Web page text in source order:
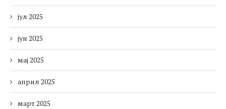
јул 2025
јун 2025
мај 2025
април 2025
март 2025